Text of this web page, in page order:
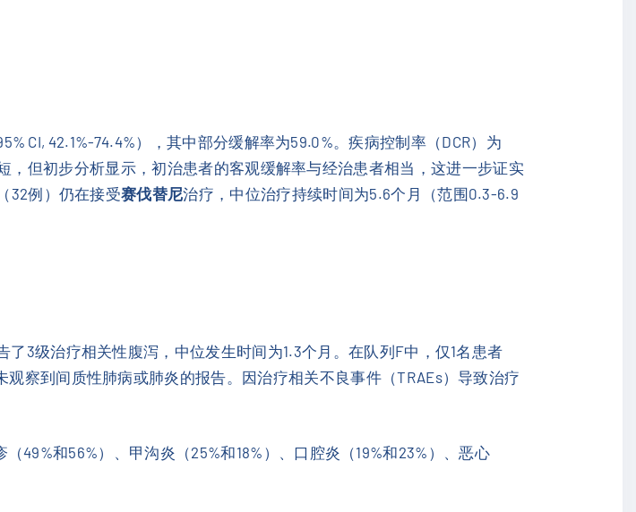
CI, 42.1%-74.4%），其中部分缓解率为59.0%。疾病控制率（DCR）为
，但初步分析显示，初治患者的客观缓解率与经治患者相当，这进一步证实
32例）仍在接受赛伐替尼治疗，中位治疗持续时间为5.6个月（范围0.3-6.9
3级治疗相关性腹泻，中位发生时间为1.3个月。在队列F中，仅1名患者
察到间质性肺病或肺炎的报告。因治疗相关不良事件（TRAEs）导致治疗
49%和56%）、甲沟炎（25%和18%）、口腔炎（19%和23%）、恶心